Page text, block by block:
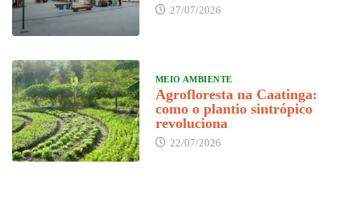
27/07/2026
MEIO AMBIENTE
Agrofloresta na Caatinga:
como o plantio sintrópico
revoluciona
22/07/2026